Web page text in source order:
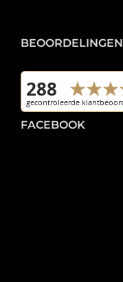
BEOORDELINGEN
FACEBOOK